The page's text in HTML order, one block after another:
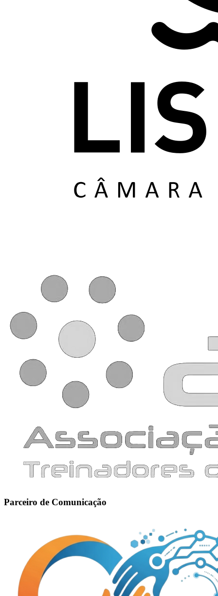
Parceiro de Comunicação